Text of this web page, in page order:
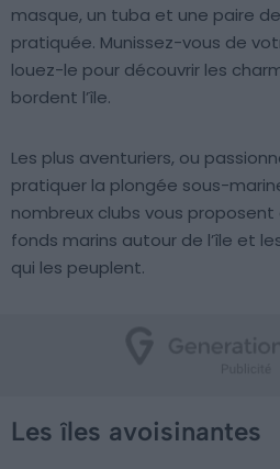
masque, un tuba et une paire
pratiquée. Munissez-vous de
louez-le pour découvrir les
bordent l’île.
Les plus aventuriers, ou
pratiquer la plongée sous-
nombreux clubs vous proposent
fonds marins autour de l’île et
qui les peuplent.
Les îles avoisinantes